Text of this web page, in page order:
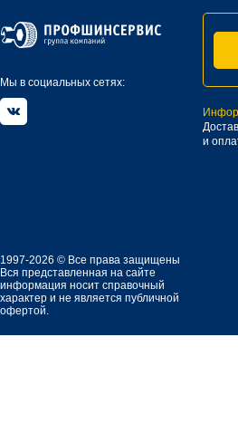
Мы в социальных сетях:
и
1997-2026 © Все права защищены
Вся представленная на сайте
информация носит справочный
характер и не является публичной
офертой.